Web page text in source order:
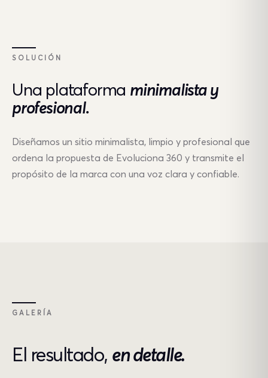
SOLUCIÓN
Una plataforma minimalista y
profesional.
Diseñamos un sitio minimalista, limpio y profesional que
ordena la propuesta de Evoluciona 360 y transmite el
propósito de la marca con una voz clara y confiable.
GALERÍA
El resultado, en detalle.